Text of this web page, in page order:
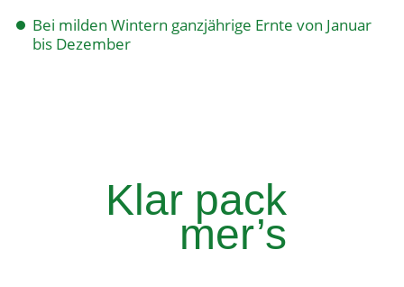
Bei milden Wintern ganzjährige Ernte von Januar
bis Dezember
Klar pack
mer’s